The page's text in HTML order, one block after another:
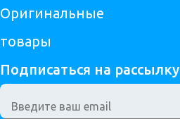
Оригинальные
товары
Подписаться на рассылку